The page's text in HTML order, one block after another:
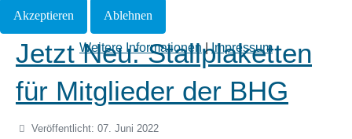
Jetzt Neu: Stallplaketten
für Mitglieder der BHG
Veröffentlicht: 07. Juni 2022
Akzeptieren Ablehnen
Weitere Informationen|Impressum